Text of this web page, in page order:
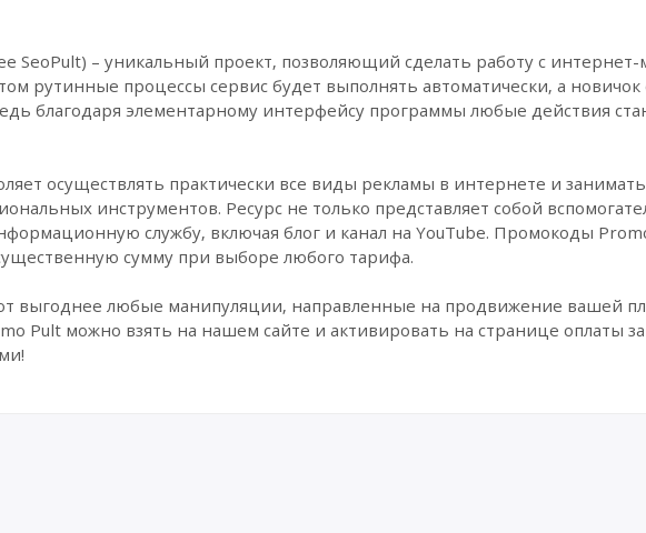
SeoPult) – уникальный проект, позволяющий сделать работу с
рутинные процессы сервис будет выполнять автоматически, а новичок
благодаря элементарному интерфейсу программы любые действия
осуществлять практически все виды рекламы в интернете и
инструментов. Ресурс не только представляет собой
службу, включая блог и канал на YouTube. Промокоды
сумму при выборе любого тарифа.
выгоднее любые манипуляции, направленные на продвижение вашей
Pult можно взять на нашем сайте и активировать на странице оплаты